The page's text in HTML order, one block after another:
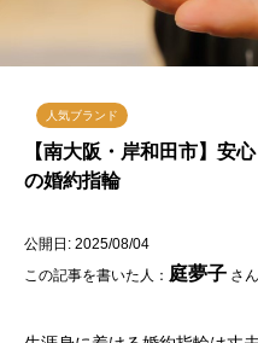
人気ブランド
【南大阪・岸和田市】安
の婚約指輪
公開日: 2025/08/04
この記事を書いた人： 庭夢子 さん